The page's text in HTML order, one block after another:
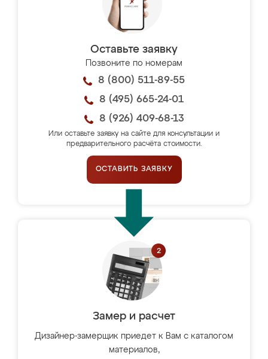
Оставьте заявку
Позвоните по номерам
8 (800) 511-89-55
8 (495) 665-24-01
8 (926) 409-68-13
Или оставьте заявку на сайте для консультации и
предварительного расчёта стоимости.
ОСТАВИТЬ ЗАЯВКУ
Замер и расчет
Дизайнер-замерщик приедет к Вам с каталогом
материалов,